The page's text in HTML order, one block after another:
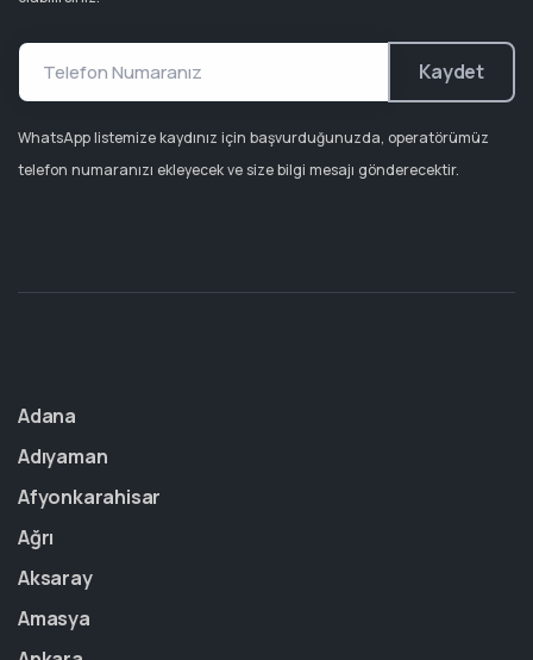
Kaydet
WhatsApp listemize kaydınız için başvurduğunuzda, operatörümüz
telefon numaranızı ekleyecek ve size bilgi mesajı gönderecektir.
Adana
Adıyaman
Afyonkarahisar
Ağrı
Aksaray
Amasya